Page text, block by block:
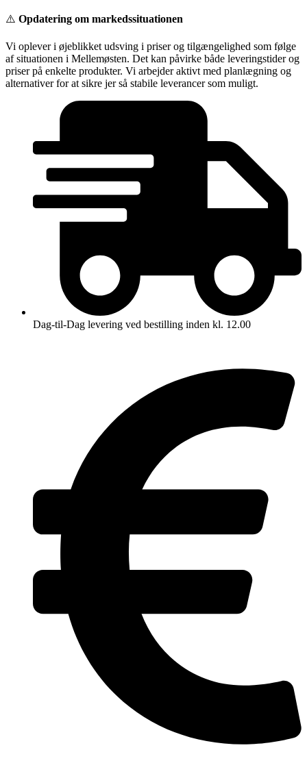
Videre
indhold
⚠️ Opdatering om markedssituationen
Vi oplever i øjeblikket udsving i priser og tilgængelighed som følge
af situationen i Mellemøsten. Det kan påvirke både leveringstider og
priser på enkelte produkter. Vi arbejder aktivt med planlægning og
alternativer for at sikre jer så stabile leverancer som muligt.
Dag-til-Dag levering ved bestilling inden kl. 12.00